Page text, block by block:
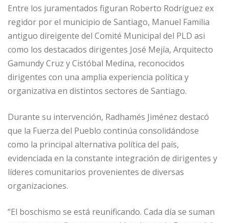
Entre los juramentados figuran Roberto Rodríguez ex
regidor por el municipio de Santiago, Manuel Familia
antiguo direigente del Comité Municipal del PLD asi
como los destacados dirigentes José Mejía, Arquitecto
Gamundy Cruz y Cistóbal Medina, reconocidos
dirigentes con una amplia experiencia política y
organizativa en distintos sectores de Santiago.
Durante su intervención, Radhamés Jiménez destacó
que la Fuerza del Pueblo continúa consolidándose
como la principal alternativa política del país,
evidenciada en la constante integración de dirigentes y
líderes comunitarios provenientes de diversas
organizaciones.
“El boschismo se está reunificando. Cada día se suman